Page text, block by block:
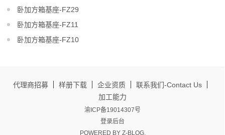
卧加方箱基座-FZ29
卧加方箱基座-FZ11
卧加方箱基座-FZ10
代理商招募 样册下载 企业资质
联系我们-Contact Us
加工能力
渝ICP备19014307号
登录后台
POWERED BY Z-BLOG.